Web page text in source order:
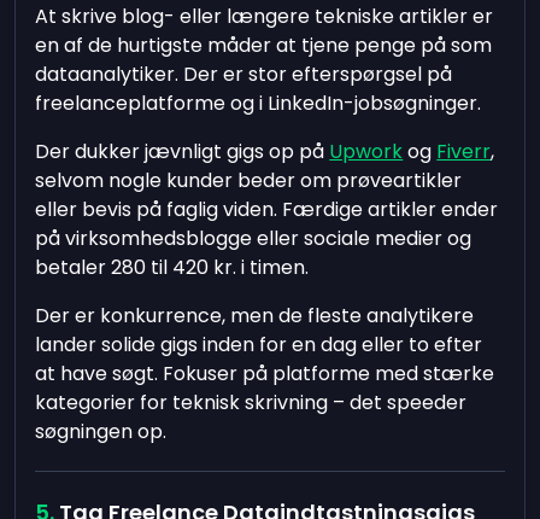
At skrive blog- eller længere tekniske artikler er
en af de hurtigste måder at tjene penge på som
dataanalytiker. Der er stor efterspørgsel på
freelanceplatforme og i LinkedIn-jobsøgninger.
Der dukker jævnligt gigs op på Upworkog Fiverr,
selvom nogle kunder beder om prøveartikler
eller bevis på faglig viden. Færdige artikler ender
på virksomhedsblogge eller sociale medier og
betaler 280 til 420 kr. i timen.
Der er konkurrence, men de fleste analytikere
lander solide gigs inden for en dag eller to efter
at have søgt. Fokuser på platforme med stærke
kategorier for teknisk skrivning – det speeder
søgningen op.
Tag Freelance Dataindtastningsgigs